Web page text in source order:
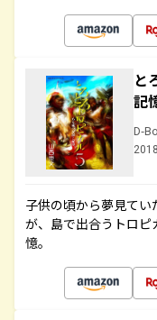
と
記
D-
子供の頃から夢見て
が、島で出合うトロ
憶。